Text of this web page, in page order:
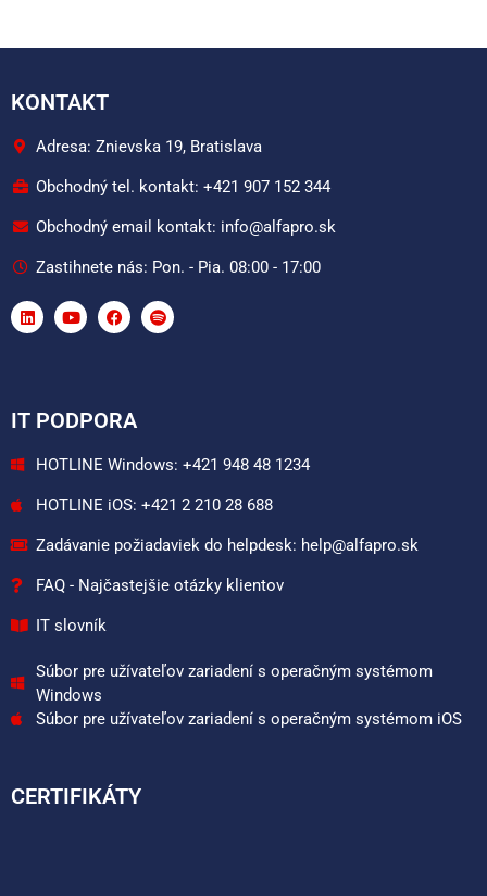
KONTAKT
Adresa: Znievska 19, Bratislava
Obchodný tel. kontakt: +421 907 152 344
Obchodný email kontakt: info@alfapro.sk
Zastihnete nás: Pon. - Pia. 08:00 - 17:00
IT PODPORA
HOTLINE Windows: +421 948 48 1234
HOTLINE iOS: +421 2 210 28 688
Zadávanie požiadaviek do helpdesk: help@alfapro.sk
FAQ - Najčastejšie otázky klientov
IT slovník
Súbor pre užívateľov zariadení s operačným systémom
Windows
Súbor pre užívateľov zariadení s operačným systémom iOS
CERTIFIKÁTY